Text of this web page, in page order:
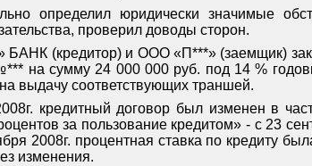
определил юридически значимые
проверил доводы сторон.
БАНК (кредитор) и ООО «П***» (заемщик)
на сумму 24 000 000 руб. под 14 %
выдачу соответствующих траншей.
кредитный договор был изменен в
за пользование кредитом» - с 23
2008г. процентная ставка по кредиту
изменения.